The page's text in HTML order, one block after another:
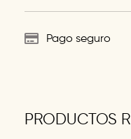
Pago seguro
PRODUCTOS